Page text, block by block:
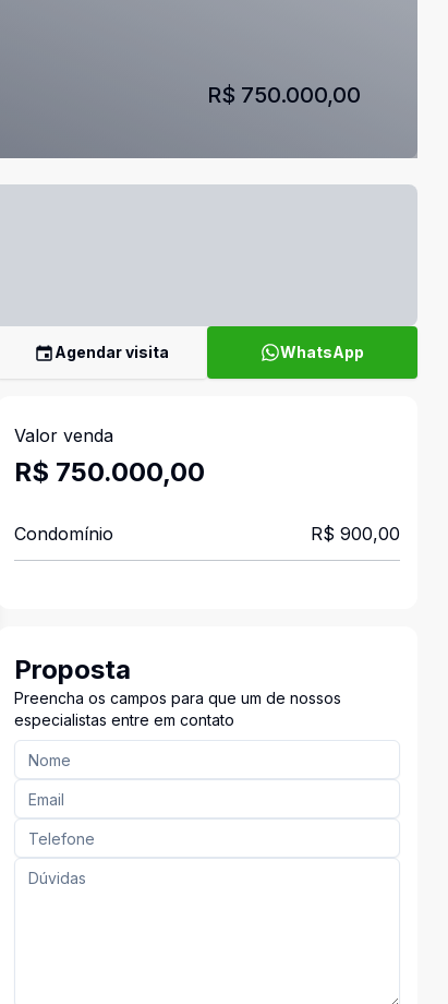
R$ 750.000,00
Agendar visita WhatsApp
Valor venda
R$ 750.000,00
Condomínio R$ 900,00
Proposta
Preencha os campos para que um de nossos
especialistas entre em contato